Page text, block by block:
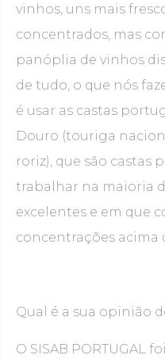
vinhos, uns mais
concentrados, mas
panóplia de vinhos
de tudo, o que nós
é usar as castas
Douro (touriga
roriz), que são castas
trabalhar na maioria
excelentes e em que
concentrações acima
Qual é a sua opinião
O SISAB PORTUGAL